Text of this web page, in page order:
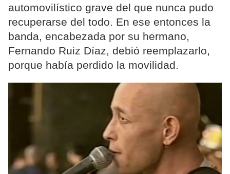
automovilístico grave del que nunca pudo
recuperarse del todo. En ese entonces la
banda, encabezada por su hermano,
Fernando Ruiz Díaz, debió reemplazarlo,
porque había perdido la movilidad.